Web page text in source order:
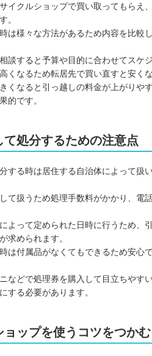
イクルショップで買い取ってもらえ
。
は様々な方法があるため内容を比較
談すると予算や目的に合わせてスケ
くなるため転居先で買い直すと安く
くなると引っ越しの料金が上がりや
的です。
て処分するための注意点
する時は居住する自治体によって扱
て扱うため処理手数料がかかり、電
よって定められた日時に行うため、
求められます。
は付属品がなくてもできるため安心
などで処理券を購入して目立ちやす
する必要があります。
ョップを使うコツをつかむ